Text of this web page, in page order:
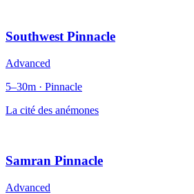
Southwest Pinnacle
Advanced
5–30m · Pinnacle
La cité des anémones
Samran Pinnacle
Advanced